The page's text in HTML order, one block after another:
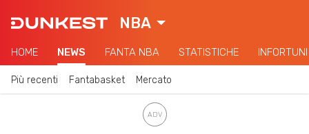
NBA
HOME NEWS FANTA NBA STATISTICHE INFORTUNI
Più recenti Fantabasket Mercato